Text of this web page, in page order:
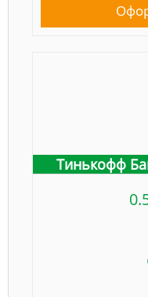
Тинькофф